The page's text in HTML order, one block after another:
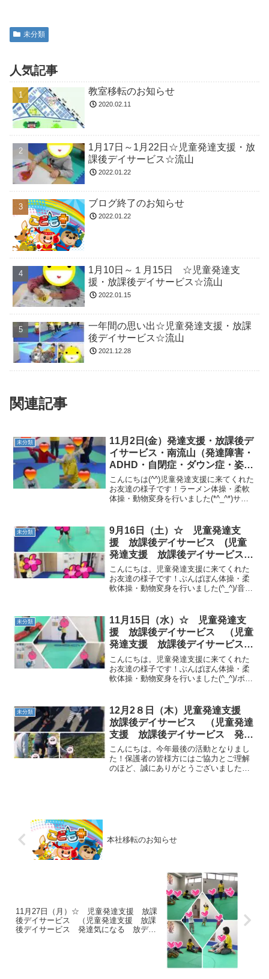
未分類
人気記事
教室移転のお知らせ
2020.02.11
1月17日～1月22日☆児童発達支援・放
課後デイサービス☆流山
2022.01.22
ブログ終了のお知らせ
2022.01.22
1月10日～１月15日 ☆児童発達支
援・放課後デイサービス☆流山
2022.01.15
一年間の思い出☆児童発達支援・放課
後デイサービス☆流山
2021.12.28
関連記事
未分類
11月2日(金）発達支援・放課後デ
イサービス・南流山（発達障害・
ADHD・自閉症・ダウン症・姿勢
が悪い・体幹・粗大運動・発語）
こんにちは(^^)児童発達支援に来てくれた
お友達の様子です！ラーメン体操・柔軟
体操・動物変身を行いました(*^_^*)サー
を行いました！良いお天気だったので、
近くの公園...
未分類
9月16日（土）☆ 児童発達支
援 放課後デイサービス (児童
発達支援 放課後デイサービス
発達気になる 放デイ 自閉症
学習障害 ＬＤ ＡＤＨＤ アス
ペルガー症候群)
こんにちは。児童発達支援に来てくれた
お友達の様子です！ぶんばぼん体操・柔
軟体操・動物変身を行いました(^_^)/音楽
ロ）、鉄棒（ぶら下がり、コウモリ、前
回り）、フープ...
未分類
11月15日（水）☆ 児童発達支
援 放課後デイサービス （児童
発達支援 放課後デイサービス
発達気になる 放デイ 自閉症
学習障害 ＬＤ ＡＤＨＤ アス
ペルガー症候群)
こんにちは。児童発達支援に来てくれた
お友達の様子です！ぶんばぼん体操・柔
軟体操・動物変身を行いました(^_^)/ボー
棒ぶら下がりを行いました！普段のサー
キットよりボールを...
未分類
12月2８日（木）児童発達支援
放課後デイサービス （児童発達
支援 放課後デイサービス 発達
気になる 放デイ 自閉症 学習
障害 ＬＤ ＡＤＨＤ アスペル
ガー症候群)
こんにちは。今年最後の活動となりまし
た！保護者の皆様方にはご協力とご理解
のほど、誠にありがとうございました。
本社移転のお知らせ
11月27日（月）☆ 児童発達支援 放課
後デイサービス （児童発達支援 放課
後デイサービス 発達気になる 放デ